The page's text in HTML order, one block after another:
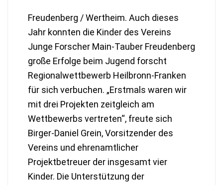
Freudenberg / Wertheim. Auch dieses
Jahr konnten die Kinder des Vereins
Junge Forscher Main-Tauber Freudenberg
große Erfolge beim Jugend forscht
Regionalwettbewerb Heilbronn-Franken
für sich verbuchen. „Erstmals waren wir
mit drei Projekten zeitgleich am
Wettbewerbs vertreten“, freute sich
Birger-Daniel Grein, Vorsitzender des
Vereins und ehrenamtlicher
Projektbetreuer der insgesamt vier
Kinder. Die Unterstützung der